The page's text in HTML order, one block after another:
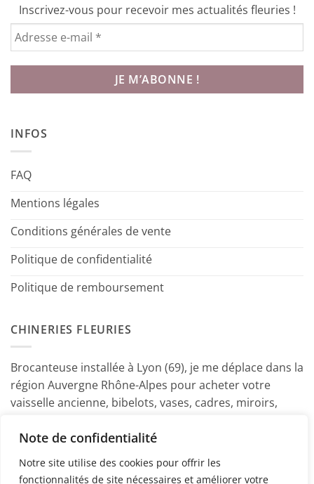
Note de confidentialité
Notre site utilise des cookies pour offrir les
fonctionnalités de site nécessaires et améliorer votre
Inscrivez-vous pour recevoir mes actualités fleuries !
INFOS
FAQ
Mentions légales
Conditions générales de vente
Politique de confidentialité
Politique de remboursement
CHINERIES FLEURIES
Brocanteuse installée à Lyon (69), je me déplace dans la
région Auvergne Rhône-Alpes pour acheter votre
vaisselle ancienne, bibelots, vases, cadres, miroirs,
Marine